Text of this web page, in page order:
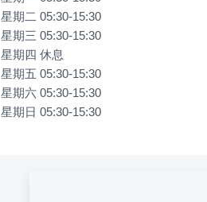
星期二 05:30-15:30
星期三 05:30-15:30
星期四 休息
星期五 05:30-15:30
星期六 05:30-15:30
星期日 05:30-15:30